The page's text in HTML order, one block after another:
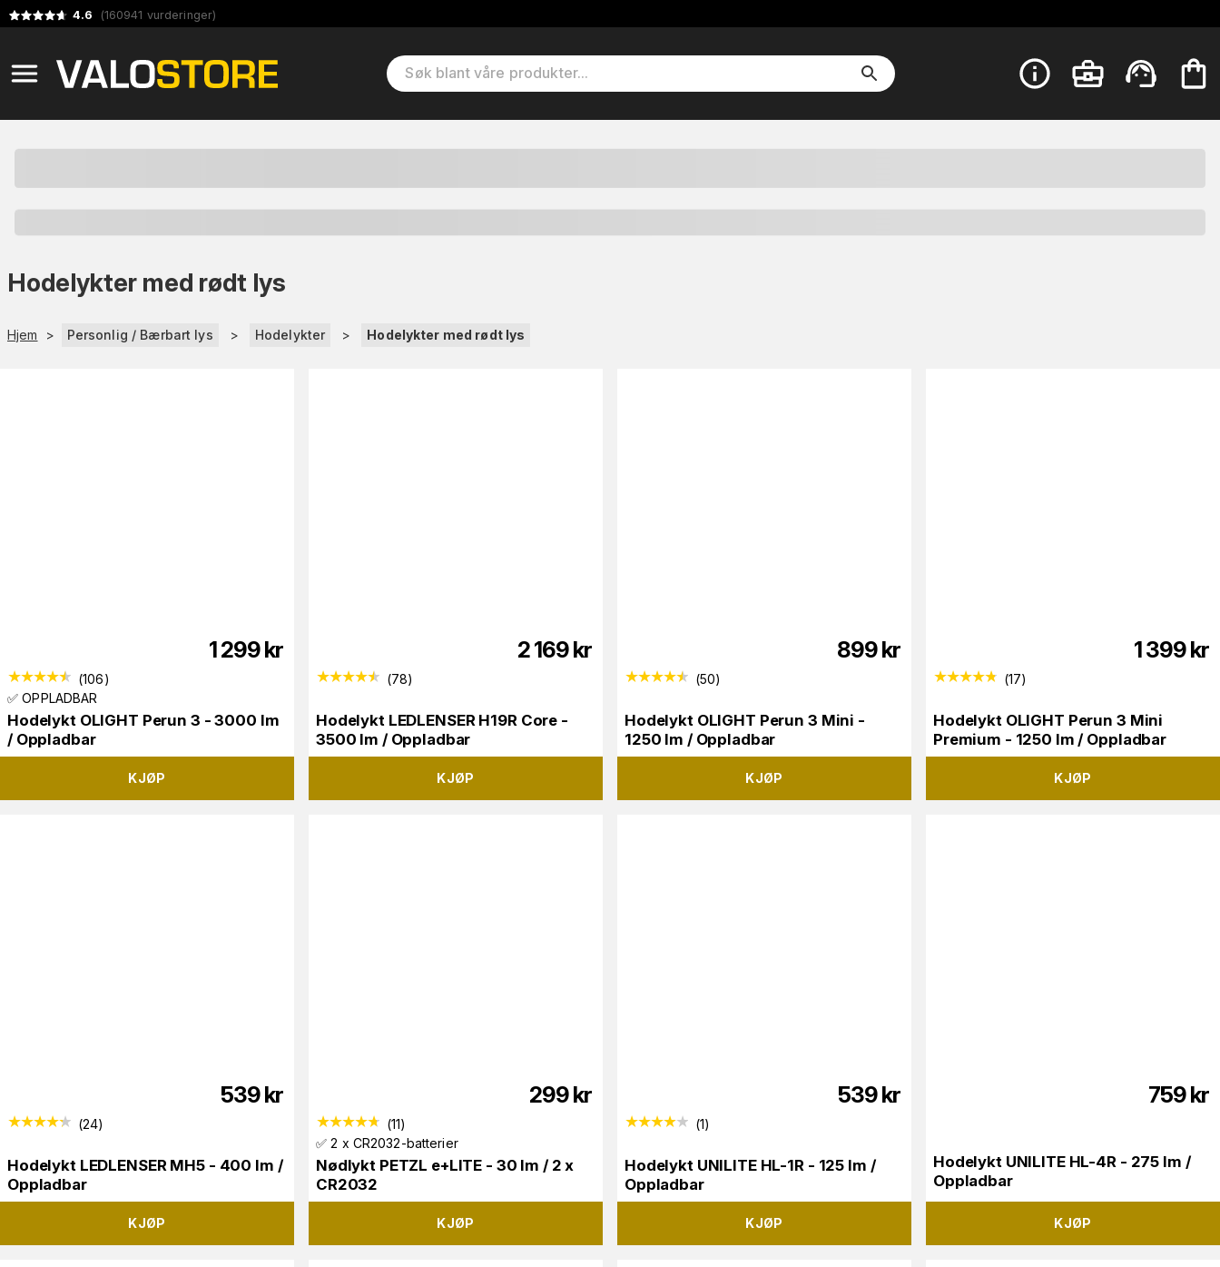
4.6 (160941 vurderinger)
Hodelykter med rødt lys
Hjem > Personlig / Bærbart lys > Hodelykter > Hodelykter med rødt lys
1 299kr
(106)
✅ OPPLADBAR
Hodelykt OLIGHT Perun 3 - 3000 lm
/ Oppladbar
KJØP
2 169kr
(78)
Hodelykt LEDLENSER H19R Core -
3500 lm / Oppladbar
KJØP
899kr
(50)
Hodelykt OLIGHT Perun 3 Mini -
1250 lm / Oppladbar
KJØP
1 399kr
(17)
Hodelykt OLIGHT Perun 3 Mini
Premium - 1250 lm / Oppladbar
KJØP
539kr
(24)
Hodelykt LEDLENSER MH5 - 400 lm /
Oppladbar
KJØP
299kr
(11)
✅ 2 x CR2032-batterier
Nødlykt PETZL e+LITE - 30 lm / 2 x
CR2032
KJØP
539kr
(1)
Hodelykt UNILITE HL-1R - 125 lm /
Oppladbar
KJØP
759kr
Hodelykt UNILITE HL-4R - 275 lm /
Oppladbar
KJØP